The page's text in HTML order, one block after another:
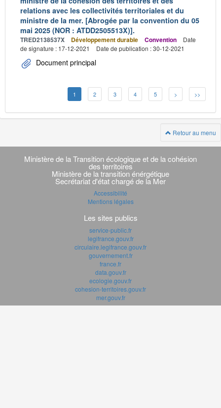
relations avec les collectivités territoriales et du
ministre de la mer. [Abrogée par la convention du 05
mai 2025 (NOR : ATDD2505513X)].
TRED2138537X Développement durable Convention
Date
de signature : 17-12-2021
Date de publication : 30-12-2021
Document principal
1 2 3 4 5 > >>
Retour au menu
Navigation
transverse
Ministère de la Transition écologique et de la cohésion
des territoires
Ministère de la transition énérgétique
Secrétariat d'état chargé de la Mer
Accessibilité
Mentions légales
Les sites publics
service-public.fr
legifrance.gouv.fr
circulaire.legifrance.gouv.fr
gouvernement.fr
france.fr
data.gouv.fr
ecologie.gouv.fr
cohesion-territoires.gouv.fr
mer.gouv.fr